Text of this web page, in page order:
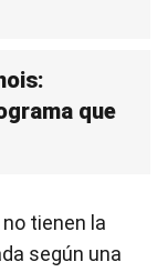
que
tienen la
según una